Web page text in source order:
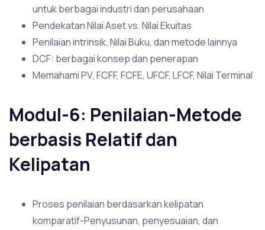
untuk berbagai industri dan perusahaan
Pendekatan Nilai Aset vs. Nilai Ekuitas
Penilaian intrinsik, Nilai Buku, dan metode lainnya
DCF: berbagai konsep dan penerapan
Memahami PV, FCFF, FCFE, UFCF, LFCF, Nilai Terminal
Modul-6: Penilaian-Metode
berbasis Relatif dan
Kelipatan
Proses penilaian berdasarkan kelipatan
komparatif-Penyusunan, penyesuaian, dan